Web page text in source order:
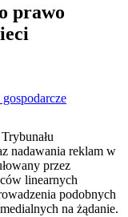
prawo
nadawania reklam w
przez
linearnych
podobnych
na żądanie.